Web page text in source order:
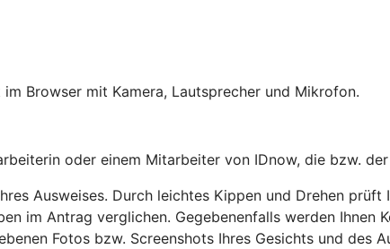
Browser mit Kamera, Lautsprecher und Mikrofon.
oder einem Mitarbeiter von IDnow, die bzw.
Ausweises. Durch leichtes Kippen und Drehen
im Antrag verglichen. Gegebenenfalls werden Ihnen
Fotos bzw. Screenshots Ihres Gesichts und des